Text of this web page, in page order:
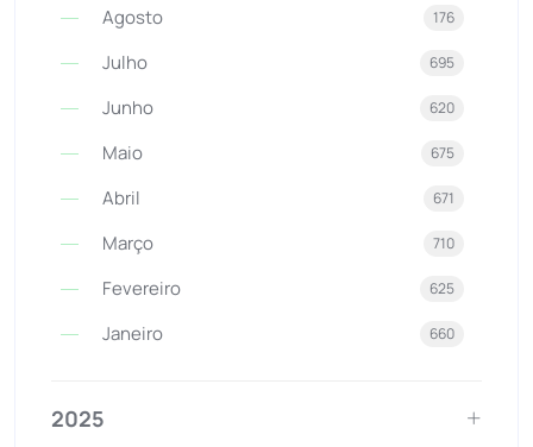
Agosto 176
Julho 695
Junho 620
Maio 675
Abril 671
Março 710
Fevereiro 625
Janeiro 660
2025